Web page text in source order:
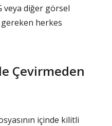
veya diğer görsel
herkes
Çevirmeden
içinde kilitli